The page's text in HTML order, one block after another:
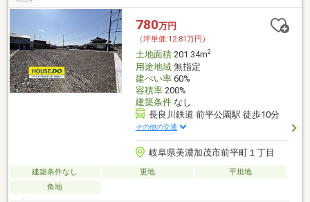
780万円
（坪単価:12.81万円）
土地面積201.34m2
用途地域無指定
建ぺい率60%
容積率200%
建築条件なし
長良川鉄道 前平公園駅 徒歩10分
その他の交通
岐阜県美濃加茂市前平町１丁目
建築条件なし 更地
平坦地
角地